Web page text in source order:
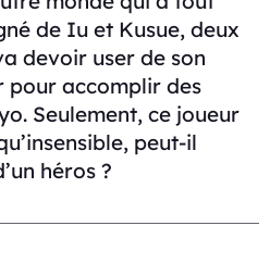
de Iu et Kusue, deux
devoir user de son
pour accomplir des
Seulement, ce joueur
peut-il
héros ?